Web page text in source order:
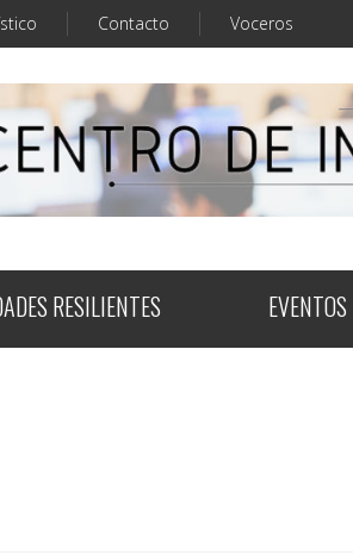
Contacto Voceros
RESILIENTES EVENTOS